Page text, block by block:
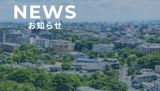
NEWS
お知らせ